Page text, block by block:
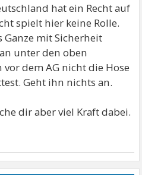
hat ein Recht auf
spielt hier keine Rolle.
mit Sicherheit
unter den oben
dem AG nicht die Hose
Geht ihn nichts an.
dir aber viel Kraft dabei.